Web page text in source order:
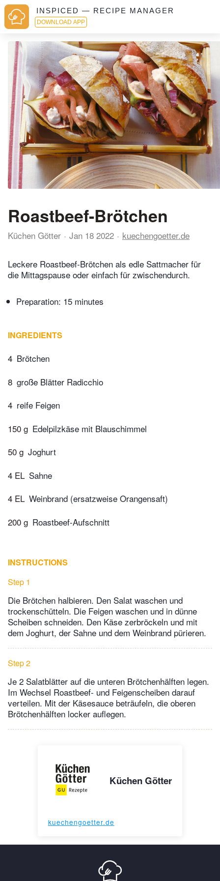
INSPICED — RECIPE MANAGER
DOWNLOAD APP
Roastbeef-Brötchen
Küchen Götter Jan 18 2022 kuechengoetter.de
Leckere Roastbeef-Brötchen als edle Sattmacher für
die Mittagspause oder einfach für zwischendurch.
Preparation: 15 minutes
INGREDIENTS
4 Brötchen
8 große Blätter Radicchio
4 reife Feigen
150 g Edelpilzkäse mit Blauschimmel
50 g Joghurt
4 EL Sahne
4 EL Weinbrand (ersatzweise Orangensaft)
200 g Roastbeef-Aufschnitt
INSTRUCTIONS
Step 1
Die Brötchen halbieren. Den Salat waschen und
trockenschütteln. Die Feigen waschen und in dünne
Scheiben schneiden. Den Käse zerbröckeln und mit
dem Joghurt, der Sahne und dem Weinbrand pürieren.
Step 2
Je 2 Salatblätter auf die unteren Brötchenhälften legen.
Im Wechsel Roastbeef- und Feigenscheiben darauf
verteilen. Mit der Käsesauce beträufeln, die oberen
Brötchenhälften locker auflegen.
Küchen Götter
kuechengoetter.de